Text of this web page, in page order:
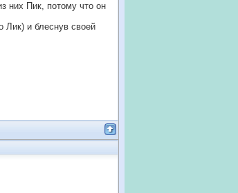
них Пик, потому что он
Лик) и блеснув своей